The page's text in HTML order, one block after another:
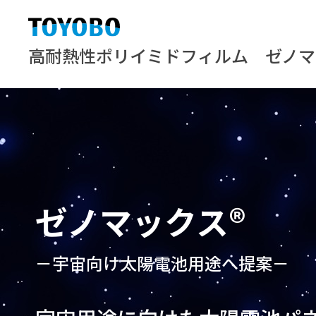
高耐熱性ポリイミドフィルム ゼノ
ゼノマックス®
－宇宙向け太陽電池用途へ提案－